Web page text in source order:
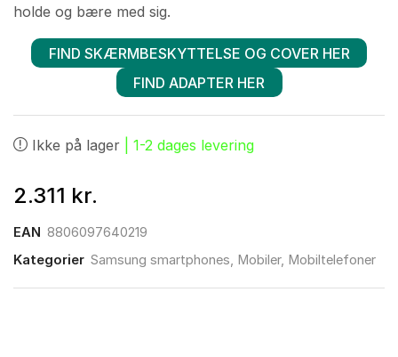
holde og bære med sig.
FIND SKÆRMBESKYTTELSE OG COVER HER
FIND ADAPTER HER
Ikke på lager | 1-2 dages levering
2.311 kr.
EAN 8806097640219
Kategorier Samsung smartphones Mobiler, Mobiltelefoner